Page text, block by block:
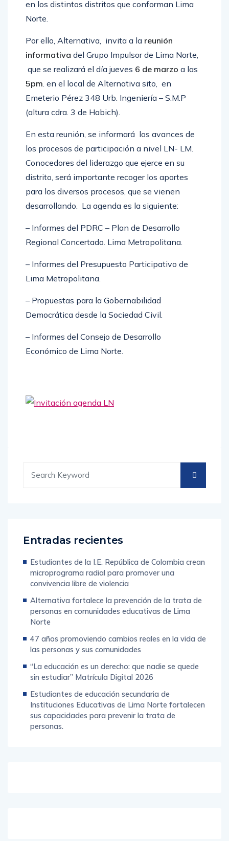
en los distintos distritos que conforman Lima
Norte.
Por ello, Alternativa, invita a la reunión
informativa del Grupo Impulsor de Lima Norte,
que se realizará el día jueves 6 de marzo a las
5pm . en el local de Alternativa sito, en
Emeterio Pérez 348 Urb. Ingeniería – S.M.P
(altura cdra. 3 de Habich).
En esta reunión, se informará los avances de
los procesos de participación a nivel LN- LM.
Conocedores del liderazgo que ejerce en su
distrito, será importante recoger los aportes
para los diversos procesos, que se vienen
desarrollando. La agenda es la siguiente:
– Informes del PDRC – Plan de Desarrollo
Regional Concertado. Lima Metropolitana.
– Informes del Presupuesto Participativo de
Lima Metropolitana.
– Propuestas para la Gobernabilidad
Democrática desde la Sociedad Civil.
– Informes del Consejo de Desarrollo
Económico de Lima Norte.
Entradas recientes
Estudiantes de la I.E. República de Colombia crean
microprograma radial para promover una
convivencia libre de violencia
Alternativa fortalece la prevención de la trata de
personas en comunidades educativas de Lima
Norte
47 años promoviendo cambios reales en la vida de
las personas y sus comunidades
“La educación es un derecho: que nadie se quede
sin estudiar” Matrícula Digital 2026
Estudiantes de educación secundaria de
Instituciones Educativas de Lima Norte fortalecen
sus capacidades para prevenir la trata de
personas.